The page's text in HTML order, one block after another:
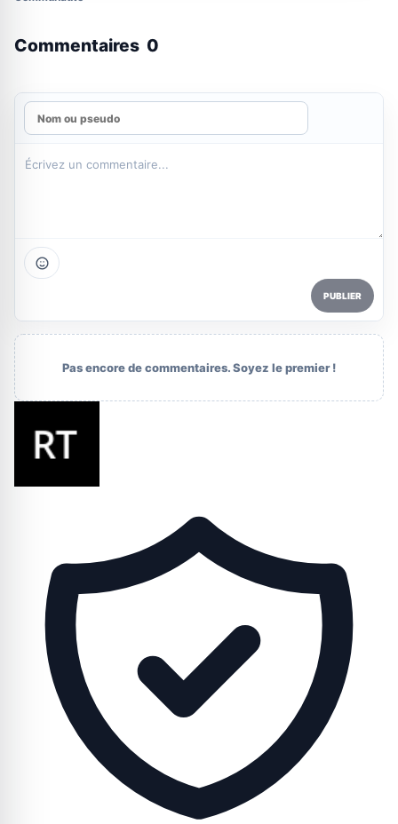
Commentaires 0
PUBLIER
Pas encore de commentaires. Soyez le premier !